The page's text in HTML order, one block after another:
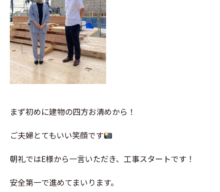
まず初めに建物の四方お清めから！
ご夫婦とてもいい笑顔です
朝礼ではE様から一言いただき、工事スタートです！
安全第一で進めてまいります。